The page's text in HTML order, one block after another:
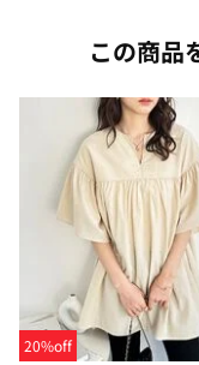
この商品
20%off